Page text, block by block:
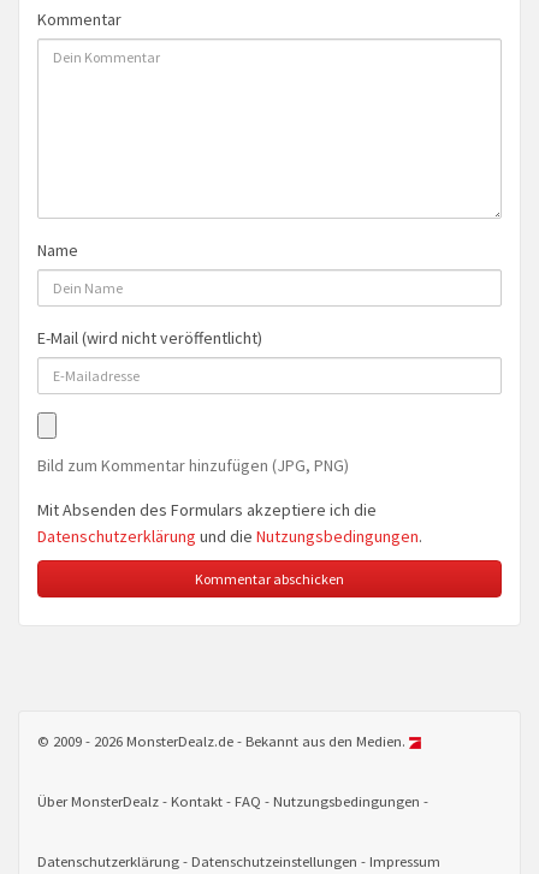
Kommentar
Name
E-Mail (wird nicht veröffentlicht)
Bild zum Kommentar hinzufügen (JPG, PNG)
Mit Absenden des Formulars akzeptiere ich die
Datenschutzerklärung und die Nutzungsbedingungen.
© 2009 - 2026 MonsterDealz.de - Bekannt aus den Medien.
Über MonsterDealz Kontakt FAQ Nutzungsbedingungen
Datenschutzerklärung Datenschutzeinstellungen Impressum